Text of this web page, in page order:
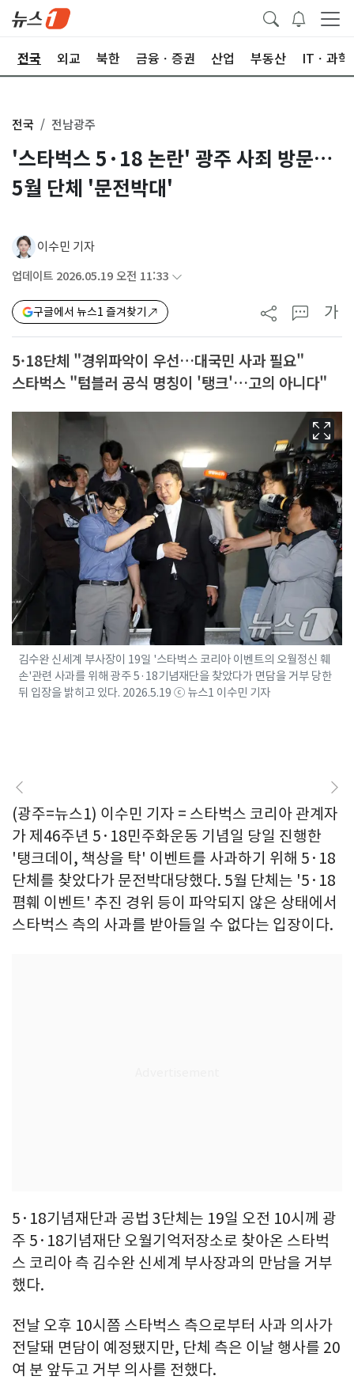
전국 외교 북한 금융ㆍ증권 산업 부동산 ITㆍ과학
전국 전남광주
'스타벅스 5·18 논란' 광주 사죄 방문…
5월 단체 '문전박대'
이수민 기자
업데이트 2026.05.19 오전 11:33
구글에서 뉴스1 즐겨찾기 가
5·18단체 "경위파악이 우선…대국민 사과 필요"
스타벅스 "텀블러 공식 명칭이 '탱크'…고의 아니다"
김수완 신세계 부사장이 19일 '스타벅스 코리아 이벤트의 오월정신 훼
손'관련 사과를 위해 광주 5·18기념재단을 찾았다가 면담을 거부 당한
뒤 입장을 밝히고 있다. 2026.5.19 ⓒ 뉴스1 이수민 기자
(광주=뉴스1) 이수민 기자 = 스타벅스 코리아 관계자
가 제46주년 5·18민주화운동 기념일 당일 진행한
'탱크데이, 책상을 탁' 이벤트를 사과하기 위해 5·18
단체를 찾았다가 문전박대당했다. 5월 단체는 '5·18
폄훼 이벤트' 추진 경위 등이 파악되지 않은 상태에서
스타벅스 측의 사과를 받아들일 수 없다는 입장이다.
5·18기념재단과 공법 3단체는 19일 오전 10시께 광
주 5·18기념재단 오월기억저장소로 찾아온 스타벅
스 코리아 측 김수완 신세계 부사장과의 만남을 거부
했다.
전날 오후 10시쯤 스타벅스 측으로부터 사과 의사가
전달돼 면담이 예정됐지만, 단체 측은 이날 행사를 20
여 분 앞두고 거부 의사를 전했다.